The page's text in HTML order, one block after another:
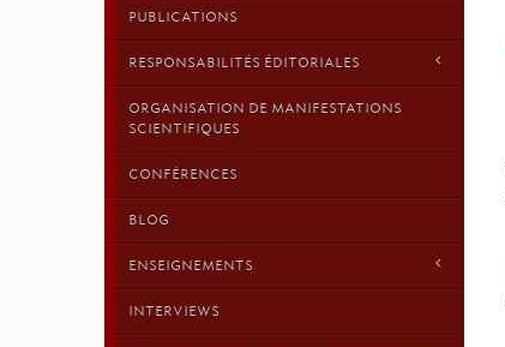
PUBLICATIONS
RESPONSABILITÉS ÉDITORIALES
ORGANISATION DE MANIFESTATIONS
SCIENTIFIQUES
CONFÉRENCES
BLOG
ENSEIGNEMENTS
INTERVIEWS